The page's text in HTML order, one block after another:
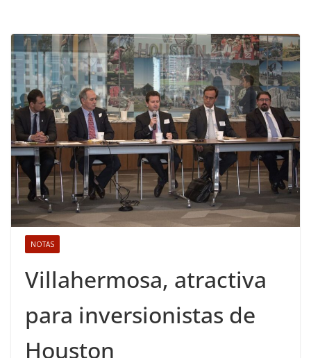
NOTAS
Villahermosa, atractiva
para inversionistas de
Houston